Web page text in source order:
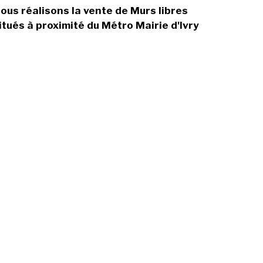
réalisons la vente de Murs libres
à proximité du Métro Mairie d'Ivry